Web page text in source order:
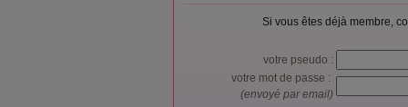
Si vous êtes déjà membre,
votre pseudo :
votre mot de passe :
(envoyé par email)